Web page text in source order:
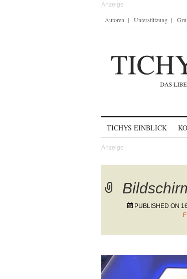
Autoren Unterstützung
TICHYS EINBLICK
PUBLISHED ON